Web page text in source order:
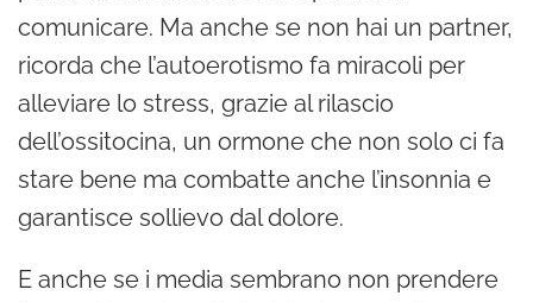
comunicare. Ma anche se non hai un partner,
ricorda che l’autoerotismo fa miracoli per
alleviare lo stress, grazie al rilascio
dell’ossitocina, un ormone che non solo ci fa
stare bene ma combatte anche l’insonnia e
garantisce sollievo dal dolore.
E anche se i media sembrano non prendere